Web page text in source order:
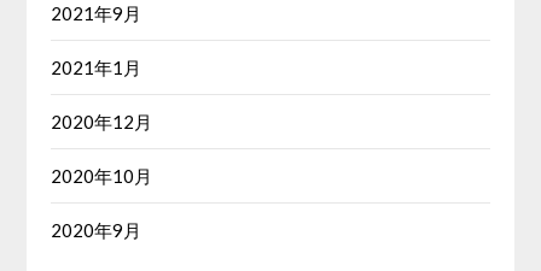
2021年9月
2021年1月
2020年12月
2020年10月
2020年9月